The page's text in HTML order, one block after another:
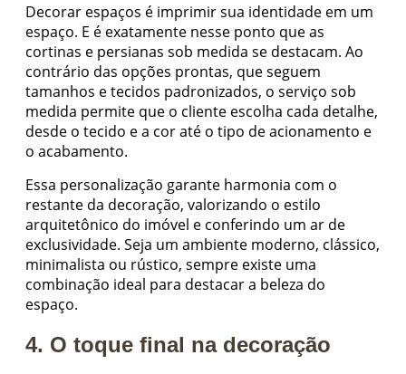
Decorar espaços é imprimir sua identidade em um
espaço. E é exatamente nesse ponto que as
cortinas e persianas sob medida se destacam. Ao
contrário das opções prontas, que seguem
tamanhos e tecidos padronizados, o serviço sob
medida permite que o cliente escolha cada detalhe,
desde o tecido e a cor até o tipo de acionamento e
o acabamento.
Essa personalização garante harmonia com o
restante da decoração, valorizando o estilo
arquitetônico do imóvel e conferindo um ar de
exclusividade. Seja um ambiente moderno, clássico,
minimalista ou rústico, sempre existe uma
combinação ideal para destacar a beleza do
espaço.
4. O toque final na decoração